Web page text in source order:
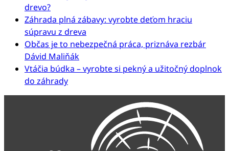
drevo?
Záhrada plná zábavy: vyrobte deťom hraciu
súpravu z dreva
Občas je to nebezpečná práca, priznáva rezbár
Dávid Maliňák
Vtáčia búdka – vyrobte si pekný a užitočný doplnok
do záhrady